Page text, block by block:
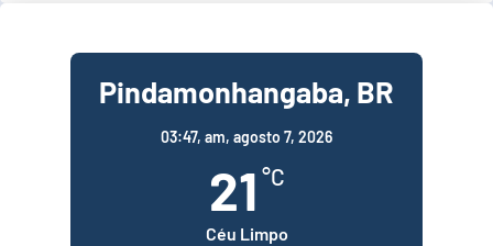
Pindamonhangaba, BR
03:47, am, agosto 7, 2026
21 °C
Céu Limpo